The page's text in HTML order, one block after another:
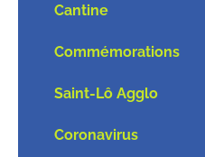
Cantine
Commémorations
Saint-Lô Agglo
Coronavirus